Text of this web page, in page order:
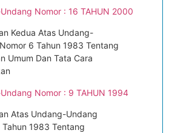
Nomor : 16 TAHUN 2000
Kedua Atas Undang-
6 Tahun 1983 Tentang
Umum Dan Tata Cara
Nomor : 9 TAHUN 1994
Atas Undang-Undang
1983 Tentang